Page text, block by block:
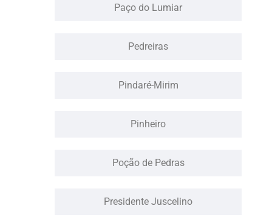
Paço do Lumiar
Pedreiras
Pindaré-Mirim
Pinheiro
Poção de Pedras
Presidente Juscelino